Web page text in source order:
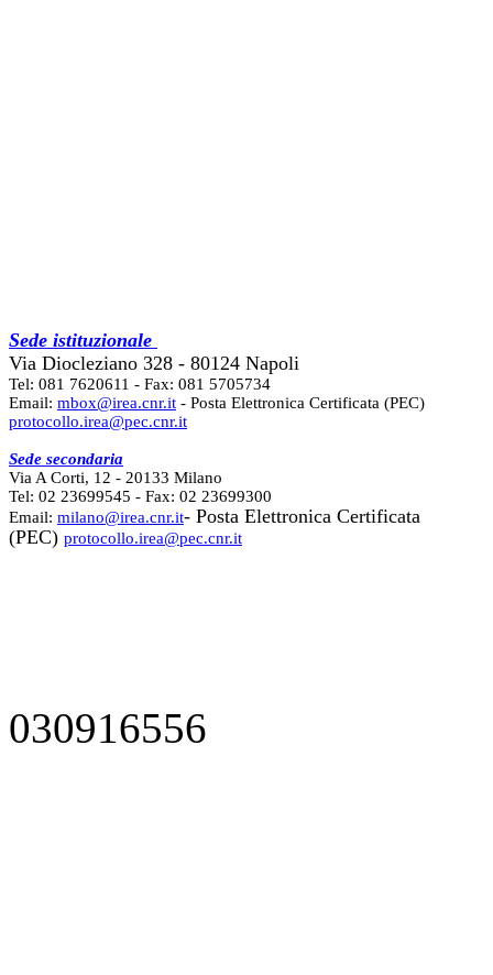
Sede istituzionale
Via Diocleziano 328 - 80124 Napoli
Tel: 081 7620611 - Fax: 081 5705734
Email: mbox@irea.cnr.it - Posta Elettronica Certificata (PEC)
protocollo.irea@pec.cnr.it
Sede secondaria
Via A Corti, 12 - 20133 Milano
Tel: 02 23699545 - Fax: 02 23699300
Email: milano@irea.cnr.it- Posta Elettronica Certificata
(PEC) protocollo.irea@pec.cnr.it
030916556